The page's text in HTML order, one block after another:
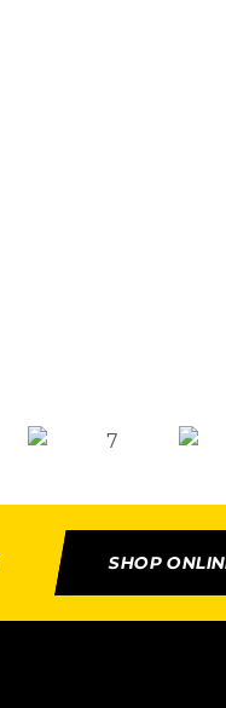
SHOP